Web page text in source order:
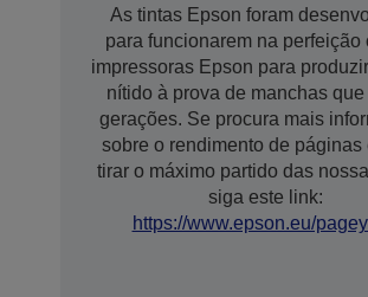
As tintas Epson foram
para funcionarem na perfeição
impressoras Epson para
nítido à prova de manchas que
gerações. Se procura mais
sobre o rendimento de páginas
tirar o máximo partido das
siga este link:
https://www.epson.eu/